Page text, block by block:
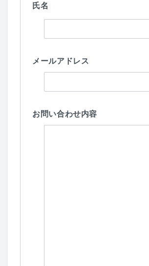
氏名
メールアドレス
お問い合わせ内容